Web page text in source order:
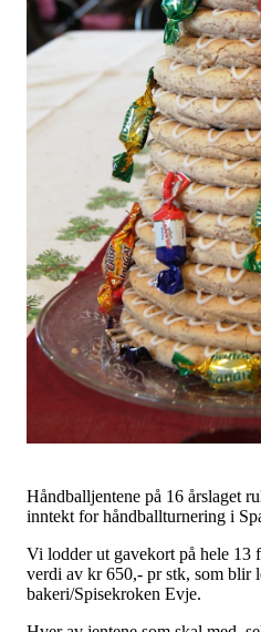
Håndballjentene på 16 årslaget
inntekt for håndballturnering i
Vi lodder ut gavekort på hele 13
verdi av kr 650,- pr stk, som blir
bakeri/Spisekroken Evje.